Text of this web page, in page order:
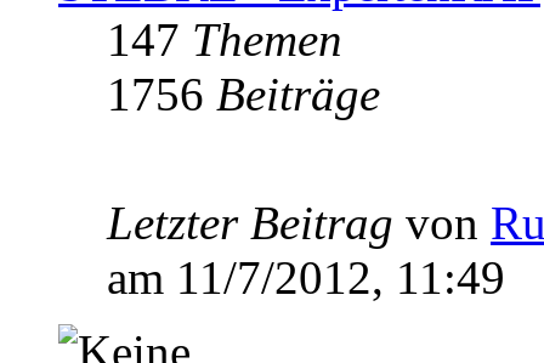
147 Themen
1756 Beiträge
Letzter Beitrag von
am 11/7/2012, 11:49